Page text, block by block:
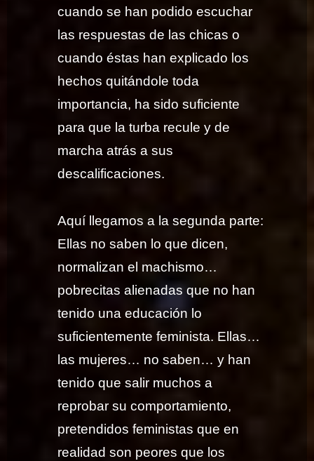
cuando se han podido escuchar
las respuestas de las chicas o
cuando éstas han explicado los
hechos quitándole toda
importancia, ha sido suficiente
para que la turba recule y de
marcha atrás a sus
descalificaciones.
Aquí llegamos a la segunda parte:
Ellas no saben lo que dicen,
normalizan el machismo…
pobrecitas alienadas que no han
tenido una educación lo
suficientemente feminista. Ellas…
las mujeres… no saben… y han
tenido que salir muchos a
reprobar su comportamiento,
pretendidos feministas que en
realidad son peores que los